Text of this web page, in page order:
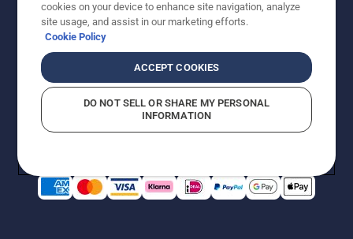
© Husqvarna AB (publ). Alle rechten voorbehouden. De
getoonde prijzen zijn consumentenadviesprijzen. Alle
vermelde prijzen zijn adviesverkoopprijzen (incl. BTW),
tenzij het product beschikbaar is voor directe aankoop.
CookiebeleidGebruiksvoorwaarden Privacyverklaring
BedrijfsgegevensReport Suspected Violations
cookies on your device to enhance site navigation, analyze
site usage, and assist in our marketing efforts.
Cookie Policy
ACCEPT COOKIES
DO NOT SELL OR SHARE MY PERSONAL
INFORMATION